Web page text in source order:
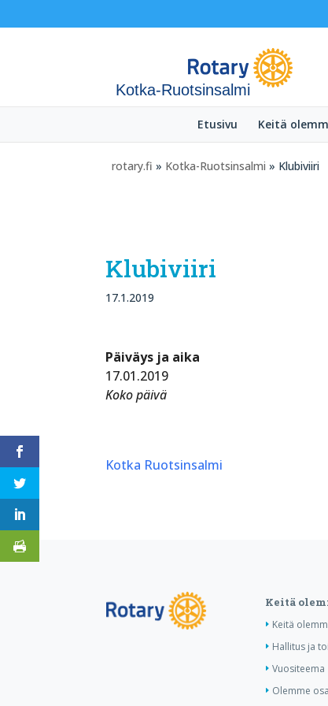
Kotka-Ruotsinsalmi
Etusivu Keitä
rotary.fi » Kotka-Ruotsinsalmi » Klubiviiri
Klubiviiri
17.1.2019
Päiväys ja aika
17.01.2019
Koko päivä
Kotka Ruotsinsalmi
Keitä
Keitä
Hallitus ja
Vuositeema
Olemme